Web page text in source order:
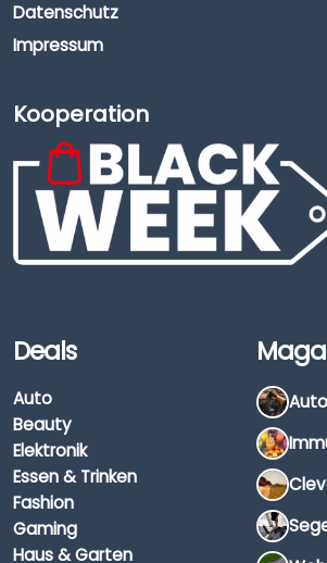
Datenschutz
Impressum
Kooperation
Deals
Auto
Beauty
Elektronik
Essen & Trinken
Fashion
Gaming
Haus & Garten